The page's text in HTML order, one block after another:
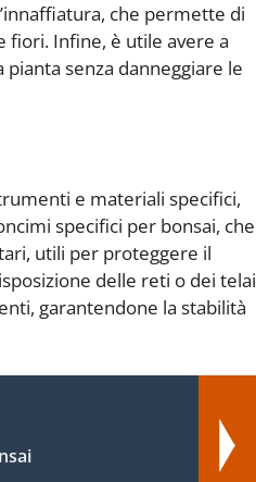
che permette di
fiori. Infine, è utile avere a
senza danneggiare le
e materiali specifici,
specifici per bonsai, che
utili per proteggere il
delle reti o dei telai
garantendone la stabilità